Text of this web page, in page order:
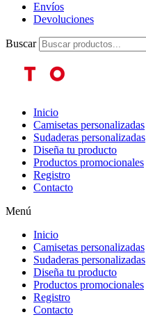
Envíos
Devoluciones
Buscar
Inicio
Camisetas personalizadas
Sudaderas personalizadas
Diseña tu producto
Productos promocionales
Registro
Contacto
Menú
Inicio
Camisetas personalizadas
Sudaderas personalizadas
Diseña tu producto
Productos promocionales
Registro
Contacto